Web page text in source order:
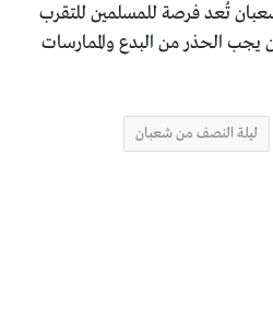
تُعد فرصة للمسلمين للتقرب
يجب الحذر من البدع والممارسات
ليلة النصف من شعبان